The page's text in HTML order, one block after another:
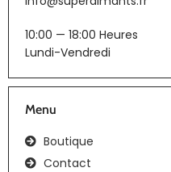
10:00 — 18:00 Heures
Lundi-Vendredi
Menu
Boutique
Contact